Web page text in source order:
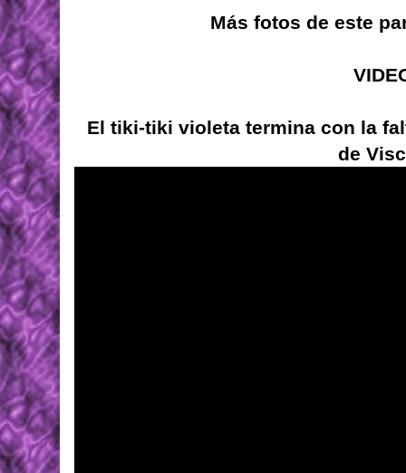
Más fotos de este
El tiki-tiki violeta termina con la
de